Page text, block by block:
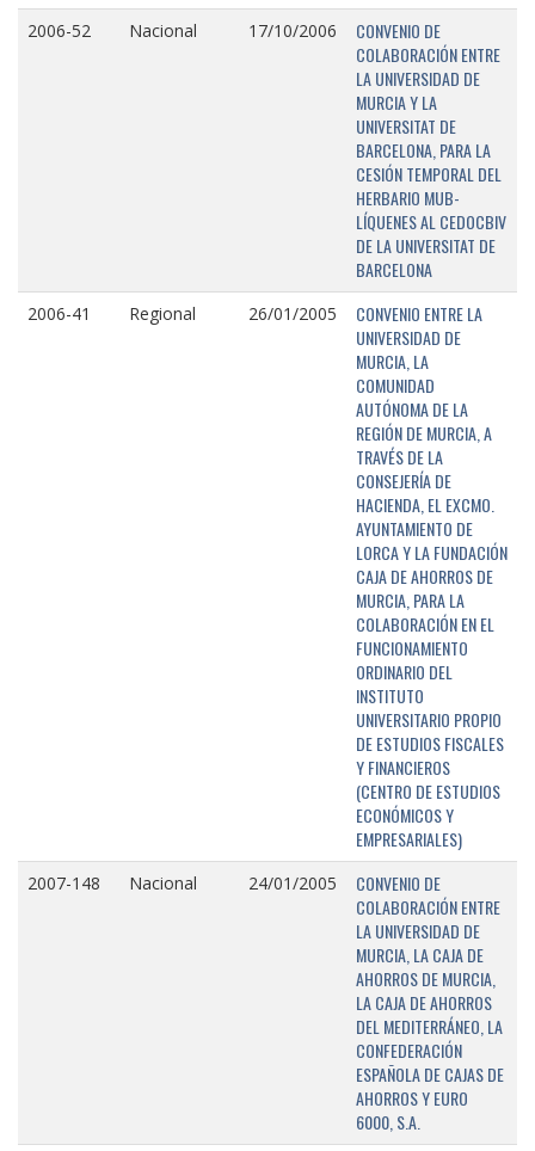
2006-52 Nacional 17/10/2006
CONVENIO DE
COLABORACIÓN ENTRE
LA UNIVERSIDAD DE
MURCIA Y LA
UNIVERSITAT DE
BARCELONA, PARA LA
CESIÓN TEMPORAL DEL
HERBARIO MUB-
LÍQUENES AL CEDOCBIV
DE LA UNIVERSITAT DE
BARCELONA
2006-41 Regional 26/01/2005
CONVENIO ENTRE LA
UNIVERSIDAD DE
MURCIA, LA
COMUNIDAD
AUTÓNOMA DE LA
REGIÓN DE MURCIA, A
TRAVÉS DE LA
CONSEJERÍA DE
HACIENDA, EL EXCMO.
AYUNTAMIENTO DE
LORCA Y LA FUNDACIÓN
CAJA DE AHORROS DE
MURCIA, PARA LA
COLABORACIÓN EN EL
FUNCIONAMIENTO
ORDINARIO DEL
INSTITUTO
UNIVERSITARIO PROPIO
DE ESTUDIOS FISCALES
Y FINANCIEROS
(CENTRO DE ESTUDIOS
ECONÓMICOS Y
EMPRESARIALES)
2007-148 Nacional 24/01/2005
CONVENIO DE
COLABORACIÓN ENTRE
LA UNIVERSIDAD DE
MURCIA, LA CAJA DE
AHORROS DE MURCIA,
LA CAJA DE AHORROS
DEL MEDITERRÁNEO, LA
CONFEDERACIÓN
ESPAÑOLA DE CAJAS DE
AHORROS Y EURO
6000, S.A.